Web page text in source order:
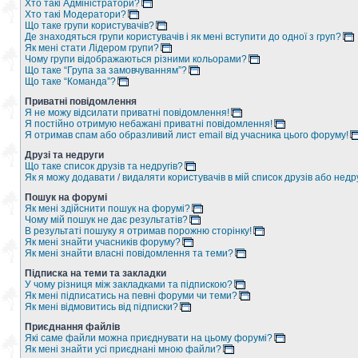
Хто такі Адміністратори?
Хто такі Модератори?
Що таке групи користувачів?
Де знаходяться групи користувачів і як мені вступити до одної з груп?
Як мені стати Лідером групи?
Чому групи відображаються різними кольорами?
Що таке “Група за замовчуванням”?
Що таке “Команда”?
Приватні повідомлення
Я не можу відсилати приватні повідомлення!
Я постійно отримую небажані приватні повідомлення!
Я отримав спам або образливий лист email від учасника цього форуму!
Друзі та недруги
Що таке список друзів та недругів?
Як я можу додавати / видаляти користувачів в мій список друзів або
Пошук на форумі
Як мені здійснити пошук на форумі?
Чому мій пошук не дає результатів?
В результаті пошуку я отримав порожню сторінку!
Як мені знайти учасників форуму?
Як мені знайти власні повідомлення та теми?
Підписка на теми та закладки
У чому різниця між закладками та підпискою?
Як мені підписатись на певні форуми чи теми?
Як мені відмовитись від підписки?
Приєднання файлів
Які саме файли можна приєднувати на цьому форумі?
Як мені знайти усі приєднані мною файли?